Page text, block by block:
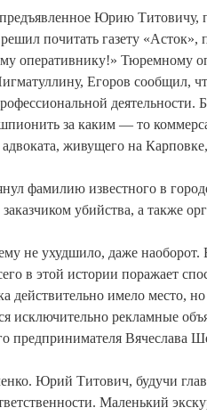
Юрию Титовичу,
почитать газету «Асток»,
оперативнику!» Тюремному
Егоров сообщил,
за каким — то
живущего на Карповке,
фамилию известного в
убийства, а также
не ухудшило, даже
в этой истории поражает
имело место,
исключительно рекламные
Вячеслава
Юрий Титович, будучи
Маленький